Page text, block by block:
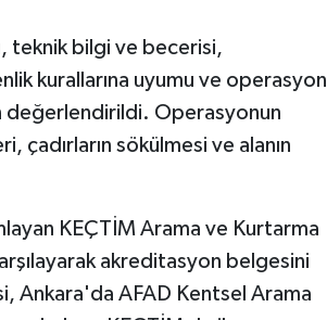
teknik bilgi ve becerisi,
kurallarına uyumu ve operasyon
değerlendirildi. Operasyonun
sökülmesi ve alanın
KEÇTİM Arama ve Kurtarma
akreditasyon belgesini
Ankara'da AFAD Kentsel Arama